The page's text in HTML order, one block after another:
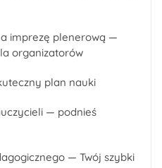
imprezę plenerową —
organizatorów
plan nauki
— podnieś
— Twój szybki